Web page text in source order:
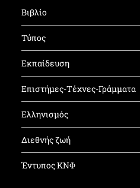
Βιβλίο
Τύπος
Εκπαίδευση
Επιστήμες-Τέχνες-Γράμματα
Ελληνισμός
Διεθνής ζωή
Έντυπος ΚΝΦ